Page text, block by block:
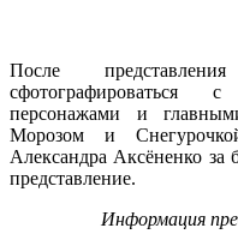
После
сфотографироваться
персонажами и
Морозом и
Александра Аксёненко за
представление.
Информация